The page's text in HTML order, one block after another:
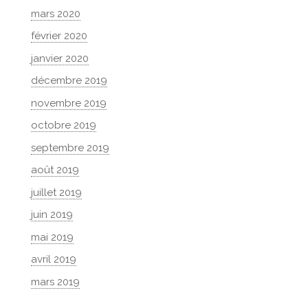
mars 2020
février 2020
janvier 2020
décembre 2019
novembre 2019
octobre 2019
septembre 2019
août 2019
juillet 2019
juin 2019
mai 2019
avril 2019
mars 2019